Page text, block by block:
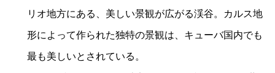
リオ地方にある、美しい景観が広がる渓谷。カルス地
形によって作られた独特の景観は、キューバ国内でも
最も美しいとされている。